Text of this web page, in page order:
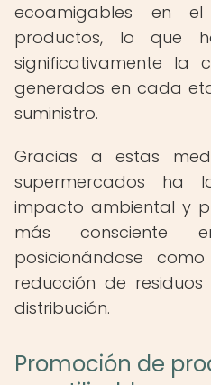
ecoamigables en
productos, lo que
significativamente la
generados en cada
suministro.
Gracias a estas
supermercados ha
impacto ambiental y
más consciente
posicionándose
reducción de
distribución.
Promoción de